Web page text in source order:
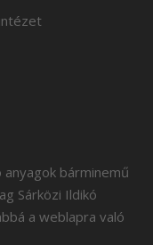
bárminemű
Sárközi Ildikó
a weblapra való